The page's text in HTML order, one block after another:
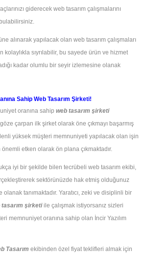
giderecek web tasarım çalışmalarını
alınarak yapılacak olan web tasarım çalışmaları
sıyrılabilir, bu sayede ürün ve hizmet
kadar olumlu bir seyir izlemesine olanak
Sahip Web Tasarım Şirketi!
oranına sahip web tasarım şirketi
göze çarpan ilk şirket olarak öne çıkmayı başarmış
yüksek müşteri memnuniyeti yapılacak olan işin
etken olarak ön plana çıkmaktadır.
iyi bir şekilde bilen tecrübeli web tasarım ekibi,
sektörünüzde hak etmiş olduğunuz
tanımaktadır. Yaratıcı, zeki ve disiplinli bir
tasarım şirketiile çalışmak istiyorsanız sizleri
memnuniyet oranına sahip olan İncir Yazılım
Tasarım ekibinden özel fiyat teklifleri almak için